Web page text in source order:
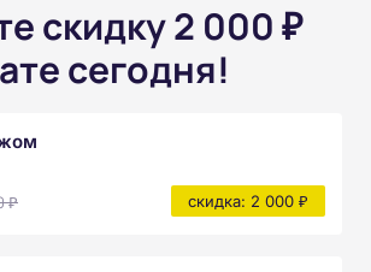
скидку 2 000 ₽
сегодня!
₽ скидка: 2 000 ₽